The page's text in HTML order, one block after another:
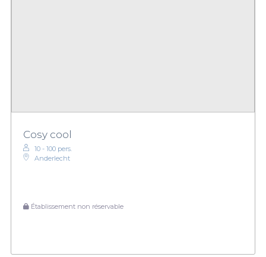
Cosy cool
10 - 100 pers.
Anderlecht
Établissement non réservable